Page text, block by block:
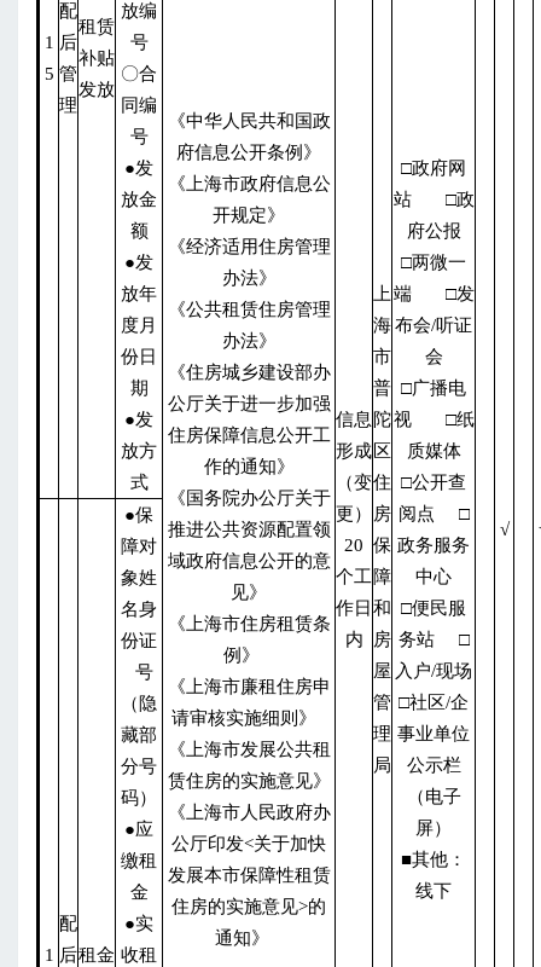
1
5
配
后
管
理
租赁
补贴
发放
放编
号
〇合
同编
号
●发
放金
额
●发
放年
度月
份日
期
●发
放方
式
《中华人民共和国政
府信息公开条例》
《上海市政府信息公
开规定》
《经济适用住房管理
办法》
《公共租赁住房管理
办法》
《住房城乡建设部办
公厅关于进一步加强
住房保障信息公开工
作的通知》
《国务院办公厅关于
推进公共资源配置领
域政府信息公开的意
见》
《上海市住房租赁条
例》
《上海市廉租住房申
请审核实施细则》
《上海市发展公共租
赁住房的实施意见》
《上海市人民政府办
公厅印发<关于加快
发展本市保障性租赁
住房的实施意见>的
通知》
信息
形成
（变
更）
20
个工
作日
内
上
海
市
普
陀
区
住
房
保
障
和
房
屋
管
理
局
□政府网
站 □政
府公报
□两微一
端 □发
布会/听证
会
□广播电
视 □纸
质媒体
□公开查
阅点 □
政务服务
中心
□便民服
务站 □
入户/现场
□社区/企
事业单位
公示栏
（电子
屏）
■其他：
线下
√
1
配
后租金
●保
障对
象姓
名身
份证
号
（隐
藏部
分号
码）
●应
缴租
金
●实
收租